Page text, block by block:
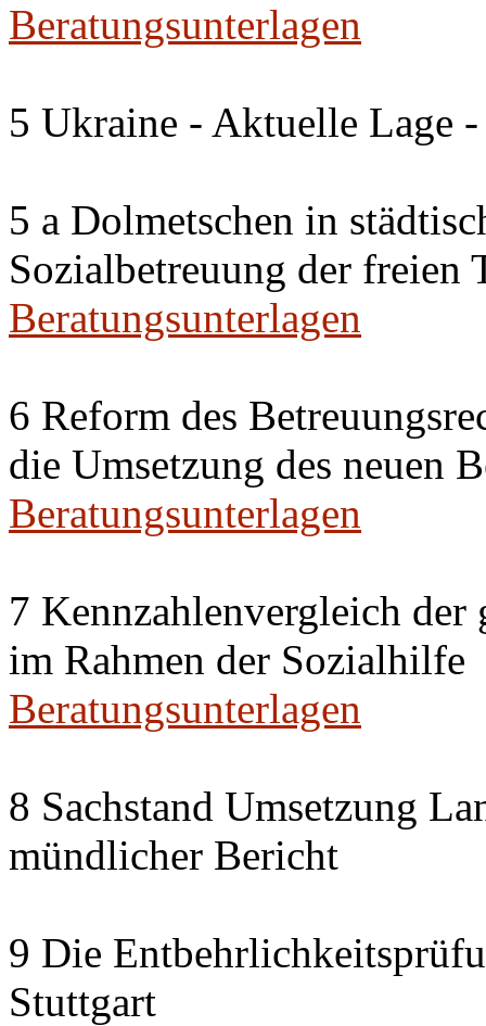
Beratungsunterlagen
5 Ukraine - Aktuelle Lage
5 a Dolmetschen in
Sozialbetreuung der freien
Beratungsunterlagen
6 Reform des
die Umsetzung des neuen
Beratungsunterlagen
7 Kennzahlenvergleich
im Rahmen der Sozialhilfe
Beratungsunterlagen
8 Sachstand Umsetzung
mündlicher Bericht
9 Die
Stuttgart